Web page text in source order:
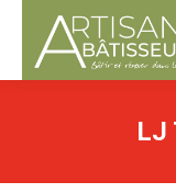
LJ